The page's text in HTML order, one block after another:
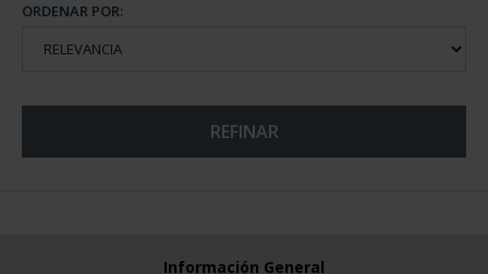
ORDENAR POR:
REFINAR
Información General